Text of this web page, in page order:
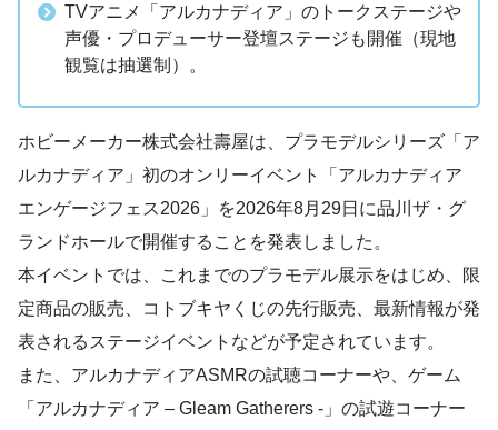
TVアニメ「アルカナディア」のトークステージや
声優・プロデューサー登壇ステージも開催（現地
観覧は抽選制）。
ホビーメーカー株式会社壽屋は、プラモデルシリーズ「ア
ルカナディア」初のオンリーイベント「アルカナディア
エンゲージフェス2026」を2026年8月29日に品川ザ・グ
ランドホールで開催することを発表しました。
本イベントでは、これまでのプラモデル展示をはじめ、限
定商品の販売、コトブキヤくじの先行販売、最新情報が発
表されるステージイベントなどが予定されています。
また、アルカナディアASMRの試聴コーナーや、ゲーム
「アルカナディア – Gleam Gatherers -」の試遊コーナー